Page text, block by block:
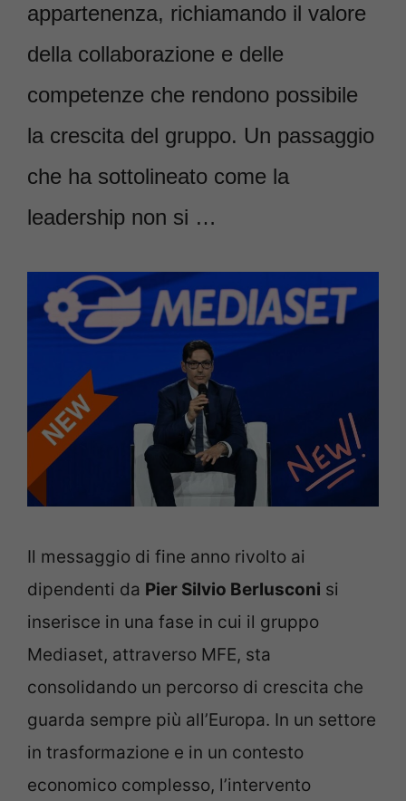
appartenenza, richiamando il valore
della collaborazione e delle
competenze che rendono possibile
la crescita del gruppo. Un passaggio
che ha sottolineato come la
leadership non si …
Il messaggio di fine anno rivolto ai
dipendenti da Pier Silvio Berlusconi si
inserisce in una fase in cui il gruppo
Mediaset, attraverso MFE, sta
consolidando un percorso di crescita che
guarda sempre più all’Europa. In un settore
in trasformazione e in un contesto
economico complesso, l’intervento